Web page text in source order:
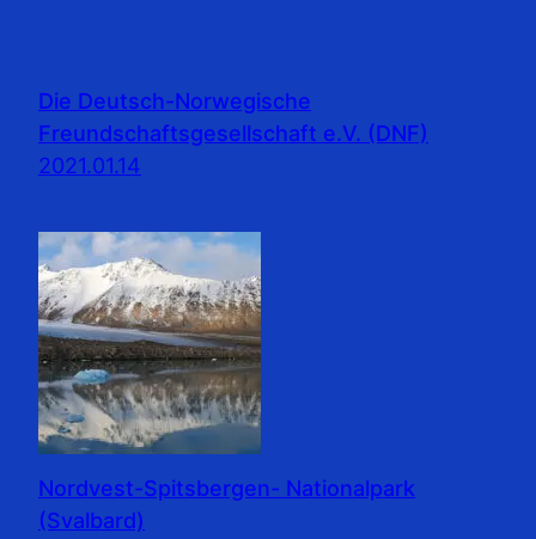
Die Deutsch-Norwegische
Freundschaftsgesellschaft e.V. (DNF)
2021.01.14
Nordvest-Spitsbergen- Nationalpark
(Svalbard)